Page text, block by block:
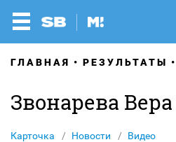
ГЛАВНАЯ РЕЗУЛЬТАТЫ
Звонарева
Карточка Новости Видео